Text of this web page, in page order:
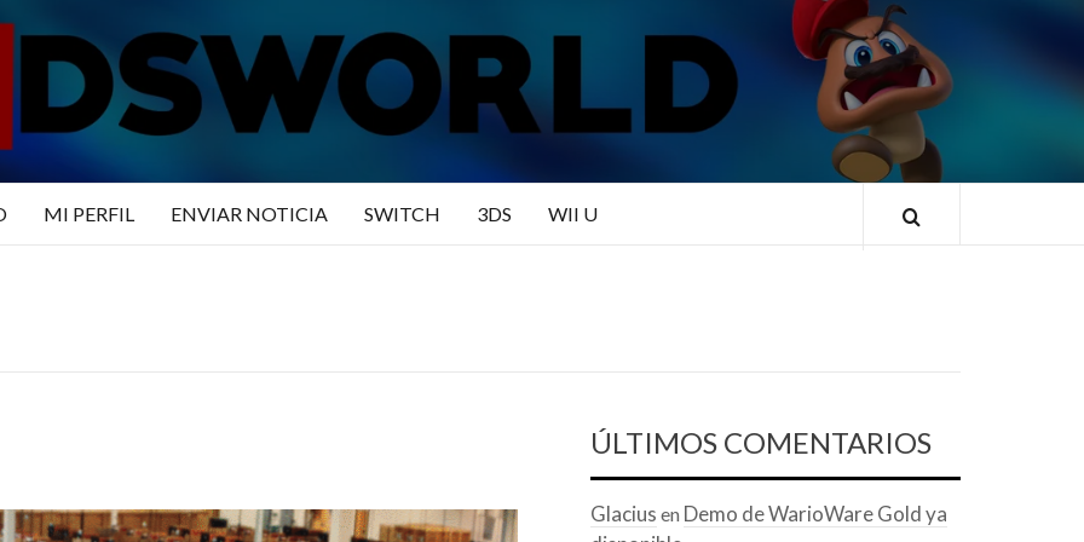
N3DSWORLD
MI PERFIL ENVIAR NOTICIA SWITCH 3DS WII U
ÚLTIMOS COMENTARIOS
Glacius en Demo de WarioWare Gold ya